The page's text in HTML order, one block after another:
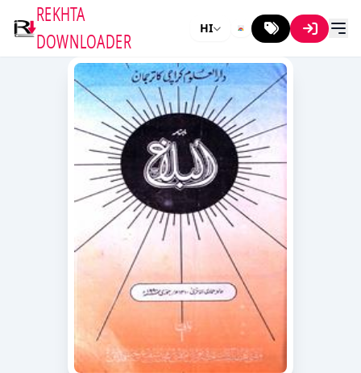
REKHTA
DOWNLOADER
HI